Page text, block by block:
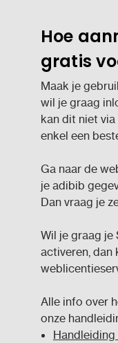
Hoe
gratis
Maak je
wil je graag
kan dit niet
enkel een
Ga naar de
je adibib
Dan vraag je
Wil je graag je
activeren, dan
Alle info over
onze
Handleiding